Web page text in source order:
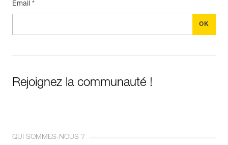
Email *
Rejoignez la communauté !
QUI SOMMES-NOUS ?